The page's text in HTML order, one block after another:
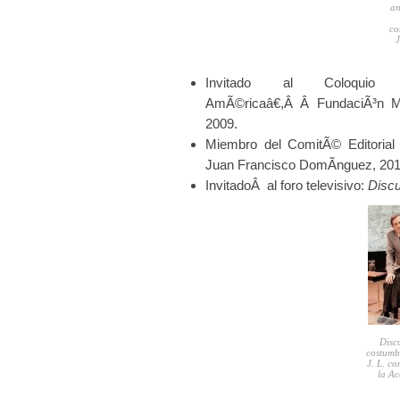
Invitado al Coloquio
AmÃ©ricaâ€,Â Â FundaciÃ³n
2009.
Miembro del ComitÃ©
Juan Francisco DomÃ­nguez,
InvitadoÂ al foro televisivo:
J. L.
la